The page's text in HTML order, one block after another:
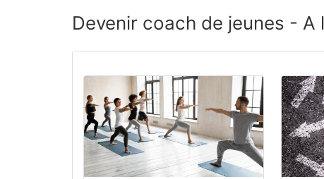
Devenir coach de jeunes - A